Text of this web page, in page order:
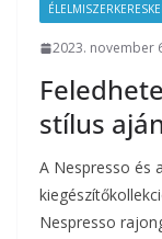
2023. november
stílus
A Nespresso és
Nespresso